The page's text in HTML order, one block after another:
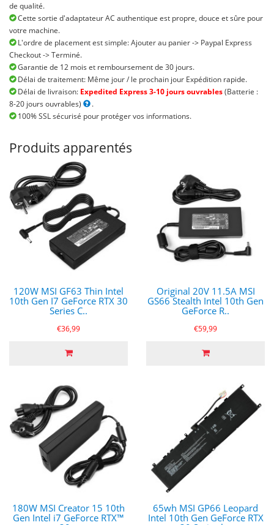
de qualité.
Cette sortie d'adaptateur AC authentique est propre, douce et sûre pour
votre machine.
L'ordre de placement est simple: Ajouter au panier -> Paypal Express
Checkout -> Terminé.
Garantie de 12 mois et remboursement de 30 jours.
Délai de traitement: Même jour / le prochain jour Expédition rapide.
Délai de livraison: Expedited Express 3-10 jours ouvrables(Batterie :
8-20 jours ouvrables)
.
100% SSL sécurisé pour protéger vos informations.
Produits apparentés
120W MSI GF63 Thin Intel
10th Gen I7 GeForce RTX 30
Series C..
€36,99
Original 20V 11.5A MSI
GS66 Stealth Intel 10th Gen
GeForce R..
€59,99
180W MSI Creator 15 10th
Gen Intel i7 GeForce RTX™
65wh MSI GP66 Leopard
Intel 10th Gen GeForce RTX